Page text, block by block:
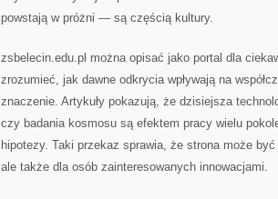
powstają w próżni — są częścią kultury.
zsbelecin.edu.pl można opisać jako portal dla
zrozumieć, jak dawne odkrycia wpływają na
znaczenie. Artykuły pokazują, że dzisiejsza
czy badania kosmosu są efektem pracy wielu
hipotezy. Taki przekaz sprawia, że strona może
ale także dla osób zainteresowanych innowacjami.